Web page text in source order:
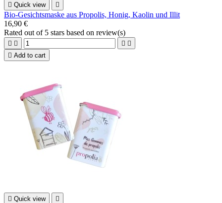
 Quick view 
Bio-Gesichtsmaske aus Propolis, Honig, Kaolin und Illit
16,90 €
Rated out of 5 stars based on review(s)
   
 Add to cart
 Quick view 